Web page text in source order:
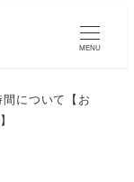
MENU
について【お